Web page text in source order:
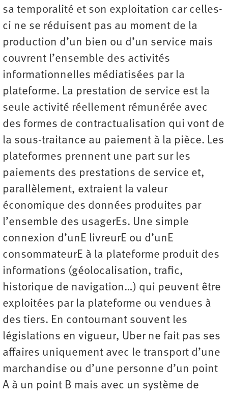
sa temporalité et son exploitation car celles-
ci ne se réduisent pas au moment de la
production d’un bien ou d’un service mais
couvrent l’ensemble des activités
informationnelles médiatisées par la
plateforme. La prestation de service est la
seule activité réellement rémunérée avec
des formes de contractualisation qui vont de
la sous-traitance au paiement à la pièce. Les
plateformes prennent une part sur les
paiements des prestations de service et,
parallèlement, extraient la valeur
économique des données produites par
l’ensemble des usagerEs. Une simple
connexion d’unE livreurE ou d’unE
consommateurE à la plateforme produit des
informations (géolocalisation, trafic,
historique de navigation…) qui peuvent être
exploitées par la plateforme ou vendues à
des tiers. En contournant souvent les
législations en vigueur, Uber ne fait pas ses
affaires uniquement avec le transport d’une
marchandise ou d’une personne d’un point
A à un point B mais avec un système de